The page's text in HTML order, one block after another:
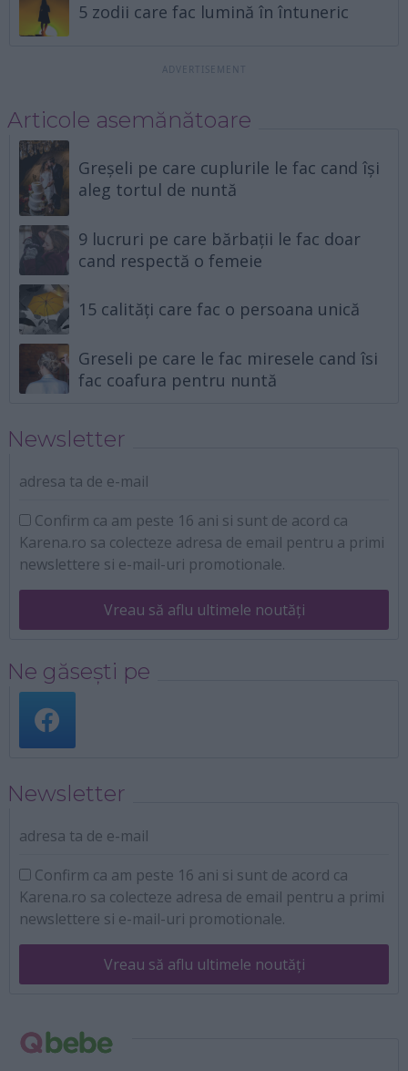
5 zodii care fac lumină în întuneric
Articole asemănătoare
Greșeli pe care cuplurile le fac cand își
aleg tortul de nuntă
9 lucruri pe care bărbații le fac doar
cand respectă o femeie
15 calități care fac o persoana unică
Greseli pe care le fac miresele cand îsi
fac coafura pentru nuntă
Newsletter
adresa ta de e-mail
Confirm ca am peste 16 ani si sunt de acord ca
Karena.ro sa colecteze adresa de email pentru a primi
newslettere si e-mail-uri promotionale.
Vreau să aflu ultimele noutăți
Ne găsești pe
Newsletter
adresa ta de e-mail
Confirm ca am peste 16 ani si sunt de acord ca
Karena.ro sa colecteze adresa de email pentru a primi
newslettere si e-mail-uri promotionale.
Vreau să aflu ultimele noutăți